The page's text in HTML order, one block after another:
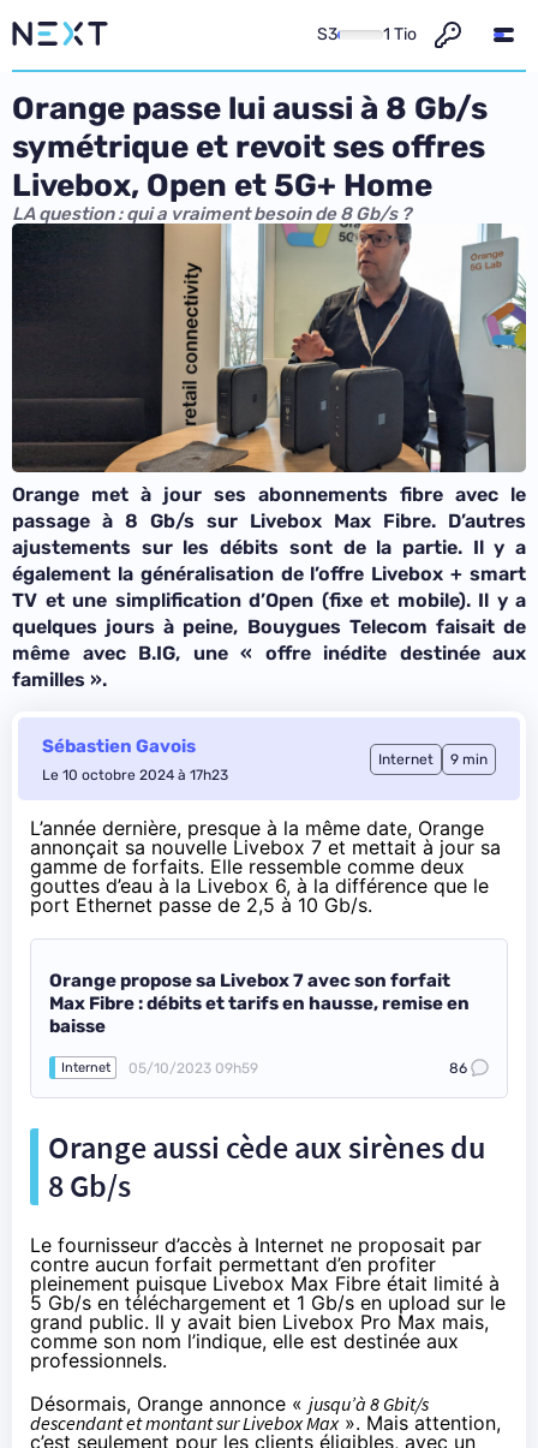
S3 1 Tio
Orange passe lui aussi à 8 Gb/s
symétrique et revoit ses offres
Livebox, Open et 5G+ Home
LA question : qui a vraiment besoin de 8 Gb/s ?
Orange met à jour ses abonnements fibre avec le
passage à 8 Gb/s sur Livebox Max Fibre. D’autres
ajustements sur les débits sont de la partie. Il y a
également la généralisation de l’offre Livebox + smart
TV et une simplification d’Open (fixe et mobile). Il y a
quelques jours à peine, Bouygues Telecom faisait de
même avec B.IG, une « offre inédite destinée aux
familles ».
Sébastien Gavois
Le 10 octobre 2024 à 17h23
Internet 9 min
L’année dernière, presque à la même date, Orange
annonçait sa nouvelle Livebox 7 et mettait à jour sa
gamme de forfaits. Elle ressemble comme deux
gouttes d’eau à la Livebox 6, à la différence que le
port Ethernet passe de 2,5 à 10 Gb/s.
Orange propose sa Livebox 7 avec son forfait
Max Fibre : débits et tarifs en hausse, remise en
baisse
Internet 05/10/2023 09h59 86
Orange aussi cède aux sirènes du
8 Gb/s
Le fournisseur d’accès à Internet ne proposait par
contre aucun forfait permettant d’en profiter
pleinement puisque Livebox Max Fibre était limité à
5 Gb/s en téléchargement et 1 Gb/s en upload sur le
grand public. Il y avait bien Livebox Pro Max mais,
comme son nom l’indique, elle est destinée aux
professionnels.
Désormais, Orange annonce « jusqu’à 8 Gbit/s
descendant et montant sur Livebox Max». Mais attention,
c’est seulement pour les clients éligibles, avec un